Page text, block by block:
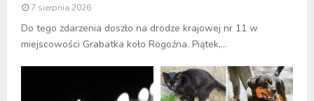
7 sierpnia 2026
Do tego zdarzenia doszło na drodze krajowej nr 11 w
miejscowości Grabatka koło Rogoźna. Piątek,...